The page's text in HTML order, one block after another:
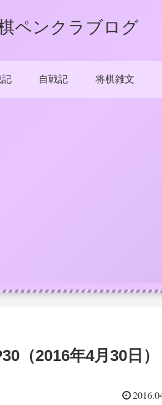
ペンクラブログ
自戦記 将棋雑文
（2016年4月30日）